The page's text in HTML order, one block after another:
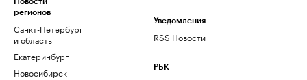
регионов
Санкт-Петербург
и область
Екатеринбург
Новосибирск
Уведомления
RSS Новости
РБК